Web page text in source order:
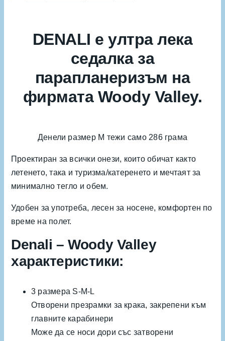
DENALI е ултра лека
седалка за
парапланеризъм на
фирмата Woody Valley.
Денели размер M тежи само 286 грама
Проектиран за всички онези, които обичат както
летенето, така и туризма/катеренето и мечтаят за
минимално тегло и обем.
Удобен за употреба, лесен за носене, комфортен по
време на полет.
Denali – Woody Valley
характеристики:
3 размера S-M-L
Отворени презрамки за крака, закрепени към
главните карабинери
Може да се носи дори със затворени